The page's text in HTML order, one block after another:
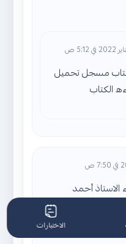
مسجل تحميل
الكتاب
أحمد
الاختبارات